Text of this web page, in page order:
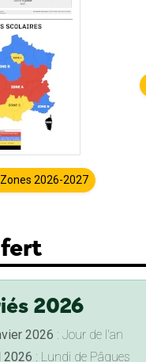
2026-2027
2026
2026 : Jour de l'an
2026 : Lundi de Pâques